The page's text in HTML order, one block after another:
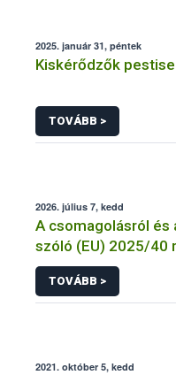
2025. január 31, péntek
Kiskérődzők
TOVÁBB >
2026. július 7, kedd
A csomagolásról és
szóló (EU) 2025/40
élelmiszerekkel
szóló 1169/2011/
kötelezettségeinek
TOVÁBB >
2021. október 5, kedd